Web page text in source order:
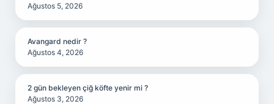
Ağustos 5, 2026
Avangard nedir ?
Ağustos 4, 2026
2 gün bekleyen çiğ köfte yenir mi ?
Ağustos 3, 2026